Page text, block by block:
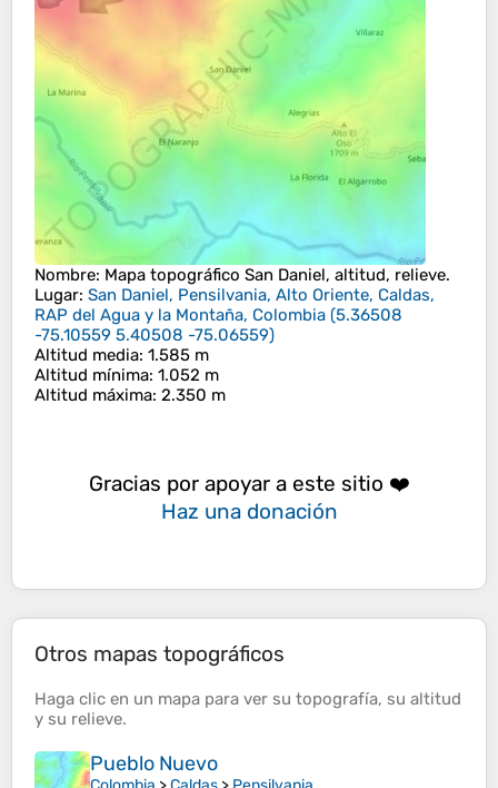
Nombre: Mapa topográfico San Daniel, altitud, relieve.
Lugar: San Daniel, Pensilvania, Alto Oriente, Caldas,
RAP del Agua y la Montaña, Colombia (5.36508
-75.10559 5.40508 -75.06559)
Altitud media: 1.585 m
Altitud mínima: 1.052 m
Altitud máxima: 2.350 m
Gracias por apoyar a este sitio ❤️
Haz una donación
Otros mapas topográficos
Haga clic en un mapa para ver su topografía, su altitud
y su relieve.
Pueblo Nuevo